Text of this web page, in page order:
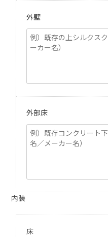
外壁
外部床
内装
床